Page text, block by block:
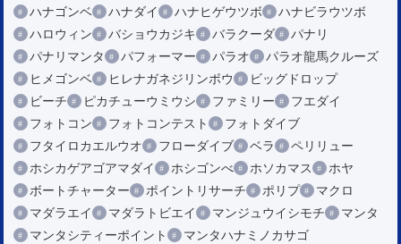
ハナゴンベ
ハナダイ ハナヒゲウツボ
ハナビラウツボ
ハロウィン
バショウカジキ バラクーダ
パナリ
パナリマンタ
パフォーマー パラオ
パラオ龍馬クルーズ
ヒメゴンベ
ヒレナガネジリンボウ
ビッグドロップ
ビーチ
ピカチューウミウシ ファミリー
フエダイ
フォトコン
フォトコンテスト
フォトダイブ
フタイロカエルウオ
フローダイブ ベラ
ペリリュー
ホシカゲアゴアマダイ
ホシゴンべ ホソカマス
ホヤ
ボートチャーター
ポイントリサーチ ポリプ
マクロ
マダラエイ
マダラトビエイ マンジュウイシモチ
マンタ
マンタシティーポイント
マンタハナミノカサゴ